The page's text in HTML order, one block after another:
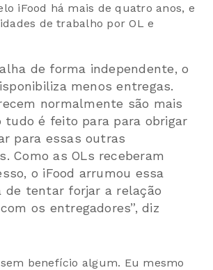
iFood há mais de quatro anos, e
de trabalho por OL e
de forma independente, o
menos entregas.
normalmente são mais
tudo é feito para para obrigar
para essas outras
Como as OLs receberam
o iFood arrumou essa
de tentar forjar a relação
os entregadores”, diz
benefício algum. Eu mesmo